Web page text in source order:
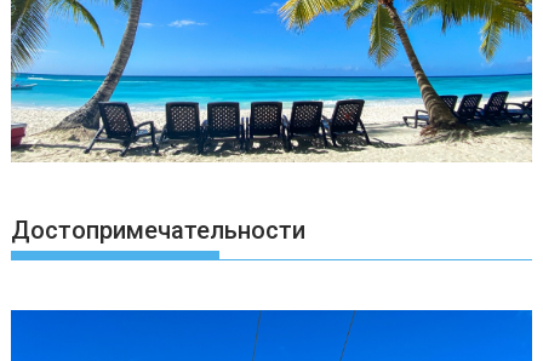
Достопримечательности